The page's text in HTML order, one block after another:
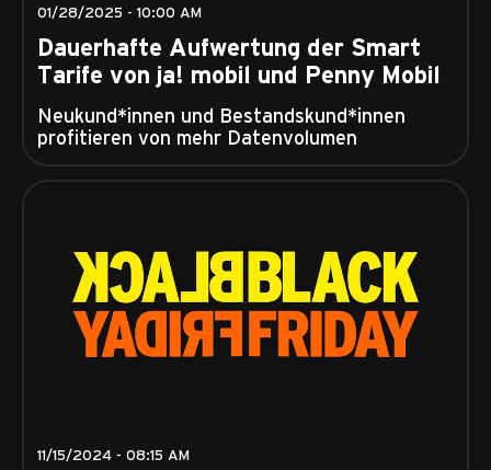
01/28/2025 - 10:00 AM
Dauerhafte Aufwertung der Smart
Tarife von ja! mobil und Penny Mobil
Neukund*innen und Bestandskund*innen
profitieren von mehr Datenvolumen
11/15/2024 - 08:15 AM